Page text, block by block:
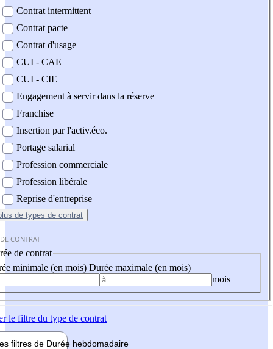
Contrat intermittent
Contrat pacte
Contrat d'usage
CUI - CAE
CUI - CIE
Engagement à servir dans la réserve
Franchise
Insertion par l'activ.éco.
Portage salarial
Profession commerciale
Profession libérale
Reprise d'entreprise
de types de contrat
CONTRAT
de contrat
minimale (en mois) Durée maximale (en mois)
mois
le filtre du type de contrat
filtres de Durée hebdomadaire